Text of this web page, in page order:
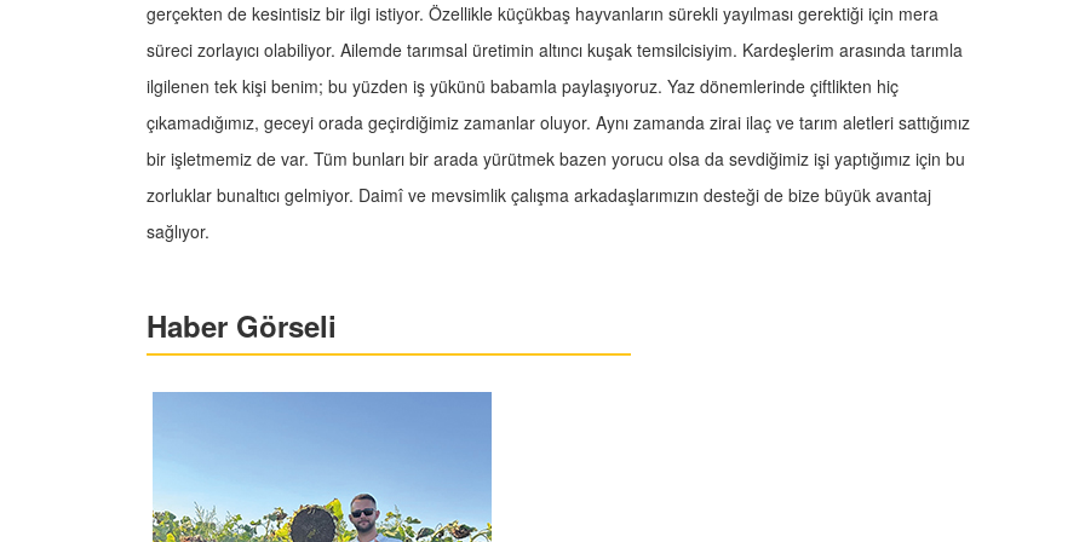
gerçekten de kesintisiz bir ilgi istiyor. Özellikle küçükbaş hayvanların sürekli yayılması gerektiği için mera
süreci zorlayıcı olabiliyor. Ailemde tarımsal üretimin altıncı kuşak temsilcisiyim. Kardeşlerim arasında tarımla
ilgilenen tek kişi benim; bu yüzden iş yükünü babamla paylaşıyoruz. Yaz dönemlerinde çiftlikten hiç
çıkamadığımız, geceyi orada geçirdiğimiz zamanlar oluyor. Aynı zamanda zirai ilaç ve tarım aletleri sattığımız
bir işletmemiz de var. Tüm bunları bir arada yürütmek bazen yorucu olsa da sevdiğimiz işi yaptığımız için bu
zorluklar bunaltıcı gelmiyor. Daimî ve mevsimlik çalışma arkadaşlarımızın desteği de bize büyük avantaj
sağlıyor.
Haber Görseli